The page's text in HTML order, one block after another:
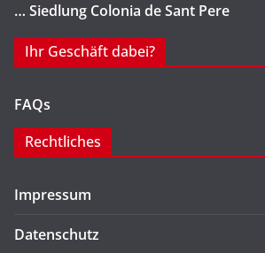
… Siedlung Colonia de Sant Pere
Ihr Geschäft dabei?
FAQs
Rechtliches
Impressum
Datenschutz